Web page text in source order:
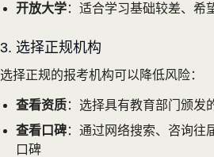
开放大学：适合学习基础较差、希
3. 选择正规机构
选择正规的报考机构可以降低风险：
查看资质：选择具有教育部门颁发
查看口碑：通过网络搜索、咨询往
口碑